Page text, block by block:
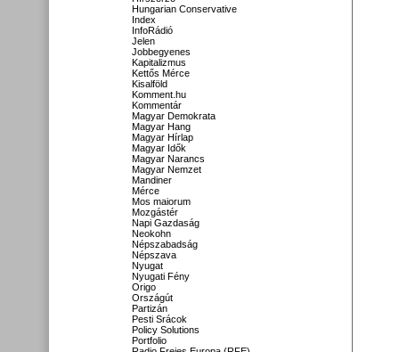
Hungarian Conservative
Index
InfoRádió
Jelen
Jobbegyenes
Kapitalizmus
Kettős Mérce
Kisalföld
Komment.hu
Kommentár
Magyar Demokrata
Magyar Hang
Magyar Hírlap
Magyar Idők
Magyar Narancs
Magyar Nemzet
Mandiner
Mérce
Mos maiorum
Mozgástér
Napi Gazdaság
Neokohn
Népszabadság
Népszava
Nyugat
Nyugati Fény
Origo
Országút
Partizán
Pesti Srácok
Policy Solutions
Portfolio